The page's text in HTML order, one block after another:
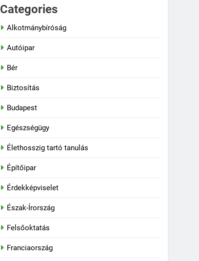
Categories
Alkotmánybíróság
Autóipar
Bér
Biztosítás
Budapest
Egészségügy
Élethosszig tartó tanulás
Építőipar
Érdekképviselet
Észak-Írország
Felsőoktatás
Franciaország